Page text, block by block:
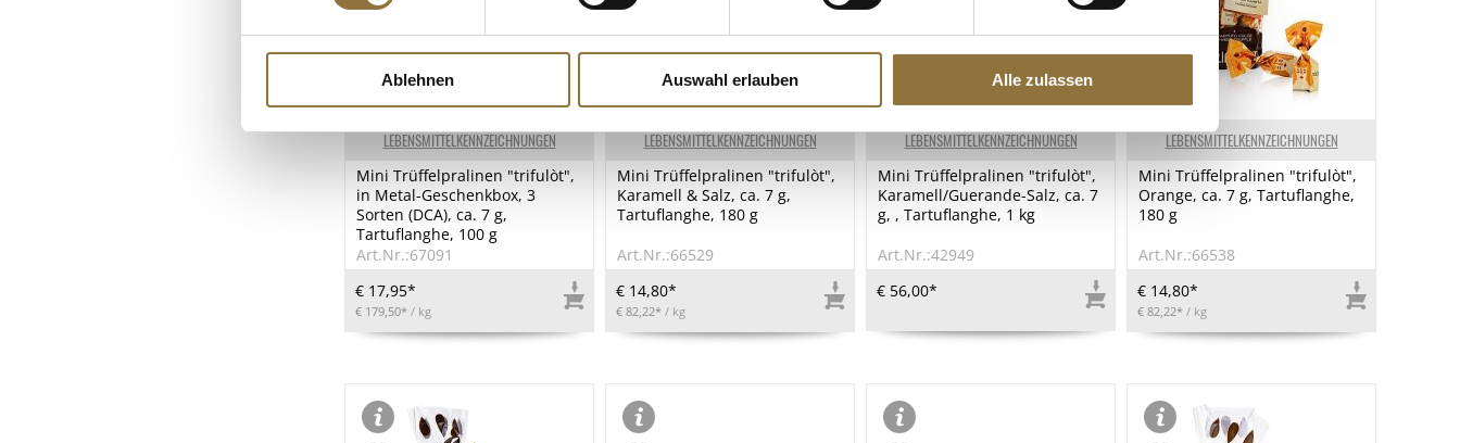
Ablehnen Auswahl erlauben Alle zulassen
LEBENSMITTELKENNZEICHNUNGEN
Mini Trüffelpralinen "trifulòt",
in Metal-Geschenkbox, 3
Sorten (DCA), ca. 7 g,
Tartuflanghe, 100 g
Art.Nr.:67091
€ 17,95*
€ 179,50* / kg
LEBENSMITTELKENNZEICHNUNGEN
Mini Trüffelpralinen "trifulòt",
Karamell & Salz, ca. 7 g,
Tartuflanghe, 180 g
Art.Nr.:66529
€ 14,80*
€ 82,22* / kg
LEBENSMITTELKENNZEICHNUNGEN
Mini Trüffelpralinen "trifulòt",
Karamell/Guerande-Salz, ca. 7
g, , Tartuflanghe, 1 kg
Art.Nr.:42949
€ 56,00*
LEBENSMITTELKENNZEICHNUNGEN
Mini Trüffelpralinen "trifulòt",
Orange, ca. 7 g, Tartuflanghe,
180 g
Art.Nr.:66538
€ 14,80*
€ 82,22* / kg